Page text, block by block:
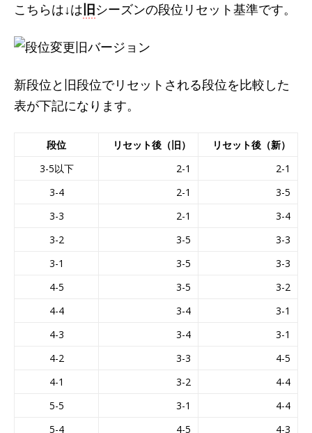
こちらは↓は旧シーズンの段位リセット基準です。
新段位と旧段位でリセットされる段位を比較した
表が下記になります。
段位 リセット後（旧）
リセット後（新）
3-5以下
2-1
2-1
3-4
2-1
3-5
3-3
2-1
3-4
3-2
3-5
3-3
3-1
3-5
3-3
4-5
3-5
3-2
4-4
3-4
3-1
4-3
3-4
3-1
4-2
3-3
4-5
4-1
3-2
4-4
5-5
3-1
4-4
5-4
4-5 4-3